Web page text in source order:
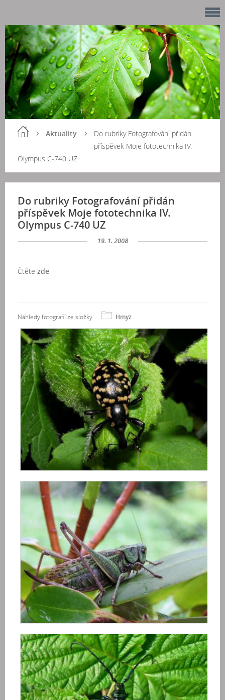
Aktuality
Do rubriky Fotografování přidán
příspěvek Moje fototechnika IV.
Olympus C-740 UZ
Do rubriky Fotografování přidán
příspěvek Moje fototechnika IV.
Olympus C-740 UZ
19. 1. 2008
Čtěte zde
Náhledy fotografií ze složky Hmyz